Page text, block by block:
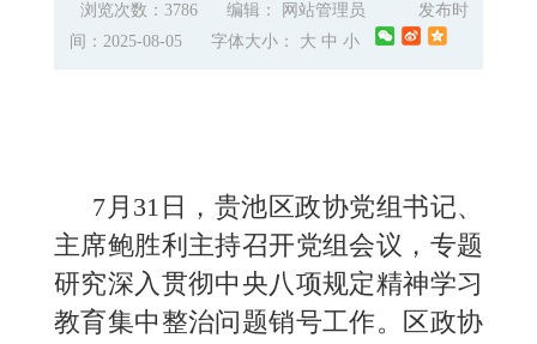
浏览次数：3786 编辑： 网站管理员
发布时
间：2025-08-05
字体大小： 大 中 小
7月31日，贵池区政协党组书记、
主席鲍胜利主持召开党组会议，专题
研究深入贯彻中央八项规定精神学习
教育集中整治问题销号工作。区政协